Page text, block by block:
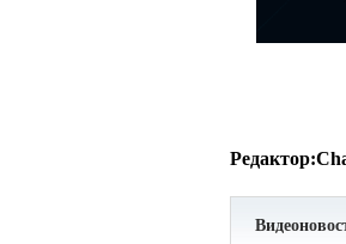
Редактор: